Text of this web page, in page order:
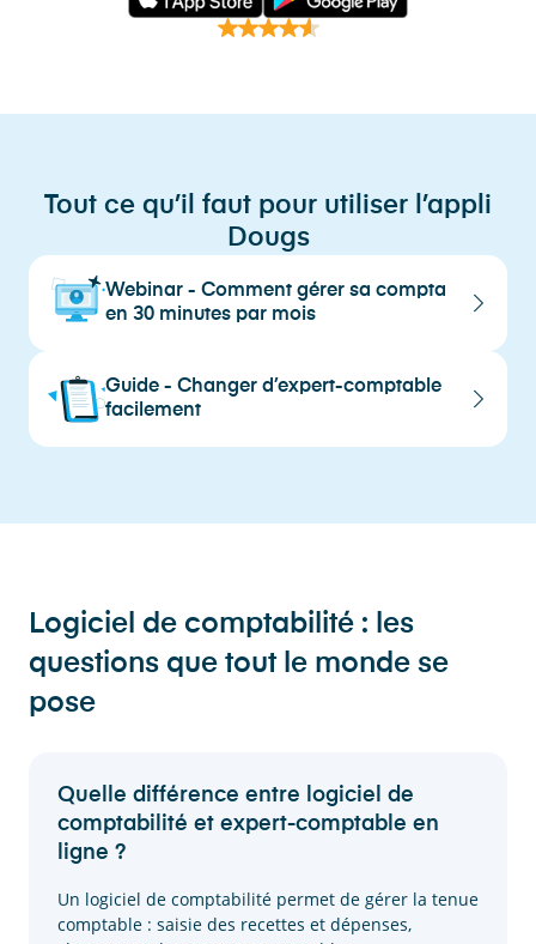
Tout ce qu’il faut pour utiliser l’appli
Dougs
Webinar - Comment gérer sa compta
en 30 minutes par mois
Guide - Changer d’expert-comptable
facilement
Logiciel de comptabilité : les
questions que tout le monde se
pose
Quelle différence entre logiciel de
comptabilité et expert-comptable en
ligne ?
Un logiciel de comptabilité permet de gérer la tenue
comptable : saisie des recettes et dépenses,